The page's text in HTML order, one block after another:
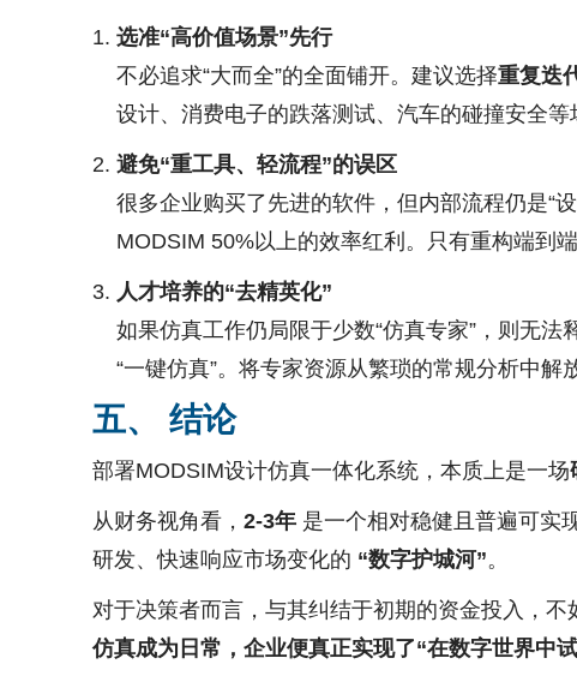
选准“高价值场景”先行
不必追求“大而全”的全面铺开。建议选择重复迭
设计、消费电子的跌落测试、汽车的碰撞安全等
避免“重工具、轻流程”的误区
很多企业购买了先进的软件，但内部流程仍是“
MODSIM 50%以上的效率红利。只有重构端到
人才培养的“去精英化”
如果仿真工作仍局限于少数“仿真专家”，则无
“一键仿真”。将专家资源从繁琐的常规分析中解
五、 结论
部署MODSIM设计仿真一体化系统，本质上是一场
从财务视角看， 2-3年 是一个相对稳健且普遍可实
研发、快速响应市场变化的 “数字护城河”。
对于决策者而言，与其纠结于初期的资金投入，
仿真成为日常，企业便真正实现了“在数字世界中